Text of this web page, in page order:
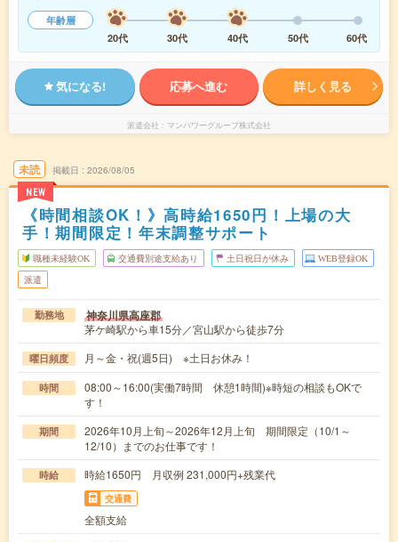
年齢層
20代
30代 40代 50代 60代
気になる! 応募へ進む 詳しく見る
派遣会社 マンパワーグループ株式会社
未読
NEW
掲載日 2026/08/05
《時間相談OK！》高時給1650円！上場の大
手！期間限定！年末調整サポート
職種未経験OK 交通費別途支給あり 土日祝日が休み WEB登録OK
派遣
勤務地 神奈川県高座郡
茅ケ崎駅から車15分／宮山駅から徒歩7分
曜日頻度 月～金・祝(週5日) ※土日お休み！
時間
08:00～16:00(実働7時間 休憩1時間)※時短の相談もOKで
す！
期間
2026年10月上旬～2026年12月上旬 期間限定（10/1～
12/10）までのお仕事です！
時給 時給1650円 月収例 231,000円+残業代
交通費
全額支給